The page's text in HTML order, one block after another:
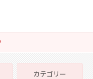
カテゴリー